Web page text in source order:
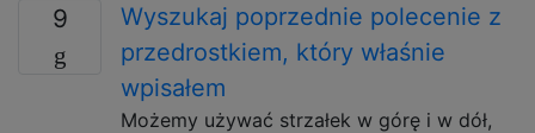
9
Wyszukaj poprzednie polecenie z
przedrostkiem, który właśnie
wpisałem
Możemy używać strzałek w górę i w dół,